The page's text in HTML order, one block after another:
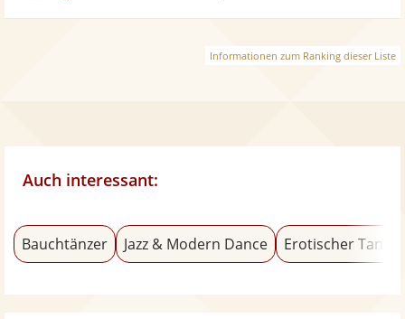
Informationen zum Ranking dieser Liste
Auch interessant:
Bauchtänzer Jazz & Modern Dance Erotischer Tanz